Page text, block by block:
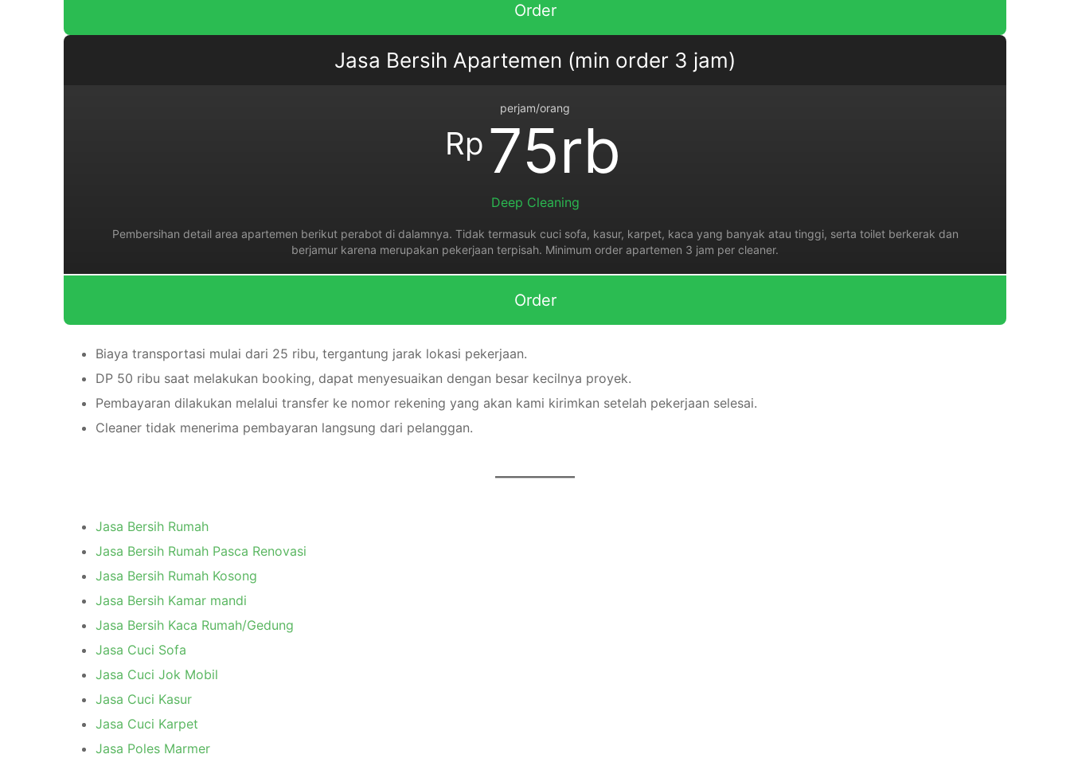
Order
Jasa Bersih Apartemen (min order 3 jam)
perjam/orang
Rp 75rb
Deep Cleaning
Pembersihan detail area apartemen berikut perabot di dalamnya. Tidak termasuk cuci sofa, kasur, karpet, kaca yang banyak atau tinggi, serta toilet berkerak dan
berjamur karena merupakan pekerjaan terpisah. Minimum order apartemen 3 jam per cleaner.
Order
Biaya transportasi mulai dari 25 ribu, tergantung jarak lokasi pekerjaan.
DP 50 ribu saat melakukan booking, dapat menyesuaikan dengan besar kecilnya proyek.
Pembayaran dilakukan melalui transfer ke nomor rekening yang akan kami kirimkan setelah pekerjaan selesai.
Cleaner tidak menerima pembayaran langsung dari pelanggan.
Jasa Bersih Rumah
Jasa Bersih Rumah Pasca Renovasi
Jasa Bersih Rumah Kosong
Jasa Bersih Kamar mandi
Jasa Bersih Kaca Rumah/Gedung
Jasa Cuci Sofa
Jasa Cuci Jok Mobil
Jasa Cuci Kasur
Jasa Cuci Karpet
Jasa Poles Marmer